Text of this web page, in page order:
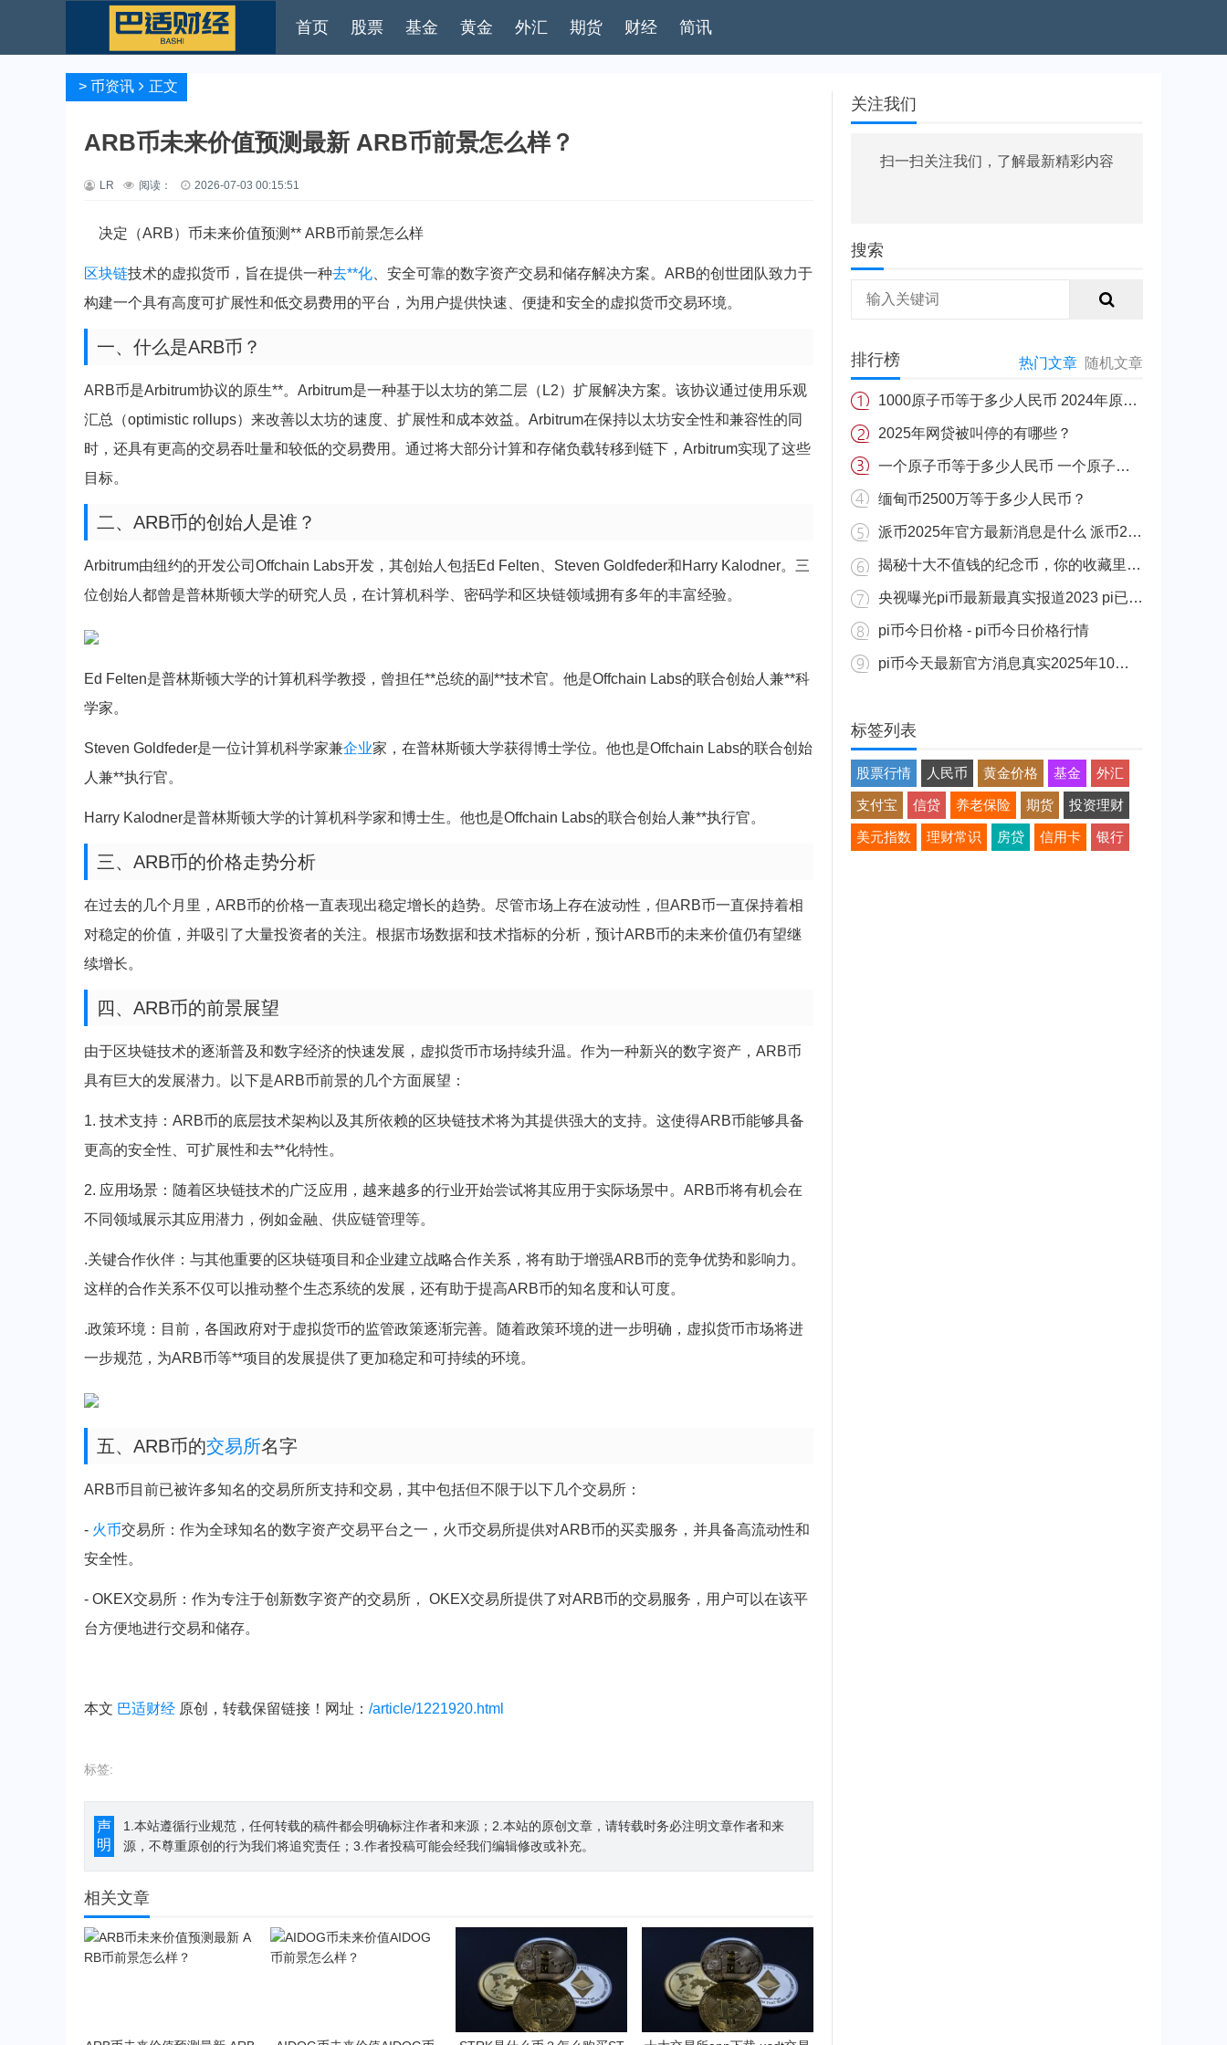
首页 股票 基金 黄金 外汇 期货 财经 简讯
> 币资讯 正文
ARB币未来价值预测最新 ARB币前景怎么样？
LR 阅读： 2026-07-03 00:15:51
决定（ARB）币未来价值预测** ARB币前景怎么样
区块链技术的虚拟货币，旨在提供一种去**化 、安全可靠的数字资产交易和储存解决方案。ARB的创世团队致力于
构建一个具有高度可扩展性和低交易费用的平台，为用户提供快速、便捷和安全的虚拟货币交易环境。
一、什么是ARB币？
ARB币是Arbitrum协议的原生**。Arbitrum是一种基于以太坊的第二层（L2）扩展解决方案。该协议通过使用乐观
汇总（optimistic rollups）来改善以太坊的速度、扩展性和成本效益。Arbitrum在保持以太坊安全性和兼容性的同
时，还具有更高的交易吞吐量和较低的交易费用。通过将大部分计算和存储负载转移到链下，Arbitrum实现了这些
目标。
二、ARB币的创始人是谁？
Arbitrum由纽约的开发公司Offchain Labs开发，其创始人包括Ed Felten、Steven Goldfeder和Harry Kalodner。三
位创始人都曾是普林斯顿大学的研究人员，在计算机科学、密码学和区块链领域拥有多年的丰富经验。
Ed Felten是普林斯顿大学的计算机科学教授，曾担任**总统的副**技术官。他是Offchain Labs的联合创始人兼**科
学家。
Steven Goldfeder是一位计算机科学家兼企业家，在普林斯顿大学获得博士学位。他也是Offchain Labs的联合创始
人兼**执行官。
Harry Kalodner是普林斯顿大学的计算机科学家和博士生。他也是Offchain Labs的联合创始人兼**执行官。
三、ARB币的价格走势分析
在过去的几个月里，ARB币的价格一直表现出稳定增长的趋势。尽管市场上存在波动性，但ARB币一直保持着相
对稳定的价值，并吸引了大量投资者的关注。根据市场数据和技术指标的分析，预计ARB币的未来价值仍有望继
续增长。
四、ARB币的前景展望
由于区块链技术的逐渐普及和数字经济的快速发展，虚拟货币市场持续升温。作为一种新兴的数字资产，ARB币
具有巨大的发展潜力。以下是ARB币前景的几个方面展望：
1. 技术支持：ARB币的底层技术架构以及其所依赖的区块链技术将为其提供强大的支持。这使得ARB币能够具备
更高的安全性、可扩展性和去**化特性。
2. 应用场景：随着区块链技术的广泛应用，越来越多的行业开始尝试将其应用于实际场景中。ARB币将有机会在
不同领域展示其应用潜力，例如金融、供应链管理等。
.关键合作伙伴：与其他重要的区块链项目和企业建立战略合作关系，将有助于增强ARB币的竞争优势和影响力。
这样的合作关系不仅可以推动整个生态系统的发展，还有助于提高ARB币的知名度和认可度。
.政策环境：目前，各国政府对于虚拟货币的监管政策逐渐完善。随着政策环境的进一步明确，虚拟货币市场将进
一步规范，为ARB币等**项目的发展提供了更加稳定和可持续的环境。
五、ARB币的交易所名字
ARB币目前已被许多知名的交易所所支持和交易，其中包括但不限于以下几个交易所：
- 火币交易所：作为全球知名的数字资产交易平台之一，火币交易所提供对ARB币的买卖服务，并具备高流动性和
安全性。
- OKEX交易所：作为专注于创新数字资产的交易所， OKEX交易所提供了对ARB币的交易服务，用户可以在该平
台方便地进行交易和储存。
本文 巴适财经 原创，转载保留链接！网址： /article/1221920.html
标签:
声
明
1.本站遵循行业规范，任何转载的稿件都会明确标注作者和来源；2.本站的原创文章，请转载时务必注明文章作者和来
源，不尊重原创的行为我们将追究责任；3.作者投稿可能会经我们编辑修改或补充。
相关文章
关注我们
扫一扫关注我们，了解最新精彩内容
搜索
排行榜 热门文章 随机文章
1000原子币等于多少人民币 2024年原子币最新价格介绍一览
2025年网贷被叫停的有哪些？
一个原子币等于多少人民币 一个原子币价格介绍
缅甸币2500万等于多少人民币？
派币2025年官方最新消息是什么 派币2025年官方最新消息真实分享
揭秘十大不值钱的纪念币，你的收藏里有吗？
央视曝光pi币最新最真实报道2023 pi已经成功了是真的吗（假的）
pi币今日价格 - pi币今日价格行情
pi币今天最新官方消息真实2025年10月 派币今天最新消息介绍
标签列表
股票行情 人民币 黄金价格 基金 外汇
支付宝 信贷 养老保险 期货 投资理财
美元指数 理财常识 房贷 信用卡 银行